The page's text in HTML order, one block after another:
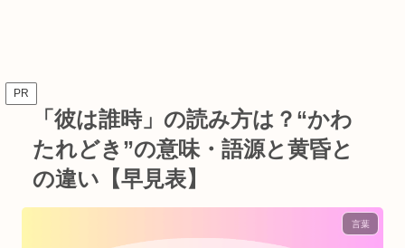
PR
「彼は誰時」の読み方は？“かわ
たれどき”の意味・語源と黄昏と
の違い【早見表】
言葉